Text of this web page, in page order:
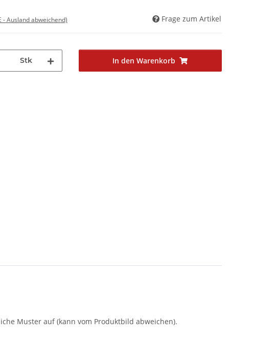
- Ausland abweichend) Frage zum Artikel
Stk In den Warenkorb
Muster auf (kann vom Produktbild abweichen).